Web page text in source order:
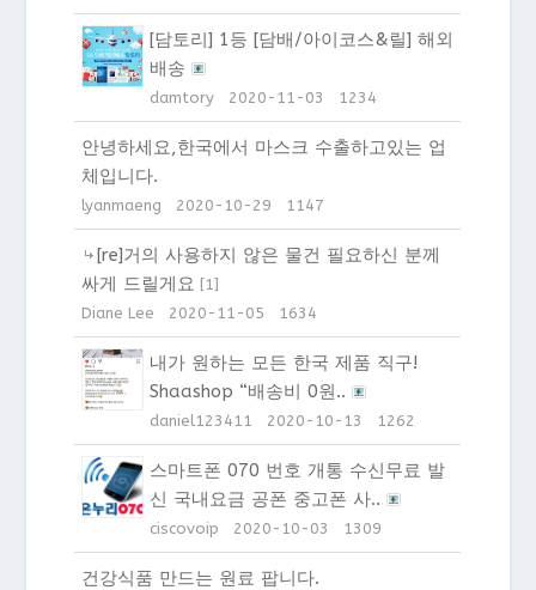
[담토리] 1등 [담배/아이코스&릴] 해외
배송
damtory 2020-11-03 1234
안녕하세요,한국에서 마스크 수출하고있는 업
체입니다.
lyanmaeng 2020-10-29 1147
[re]거의 사용하지 않은 물건 필요하신 분께
싸게 드릴게요 [1]
Diane Lee
2020-11-05 1634
내가 원하는 모든 한국 제품 직구!
Shaashop “배송비 0원..
daniel123411 2020-10-13 1262
스마트폰 070 번호 개통 수신무료 발
신 국내요금 공폰 중고폰 사..
ciscovoip 2020-10-03 1309
건강식품 만드는 원료 팝니다.